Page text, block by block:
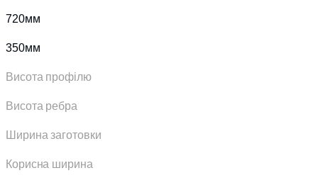
720мм
350мм
Висота профілю
Висота ребра
Ширина заготовки
Корисна ширина